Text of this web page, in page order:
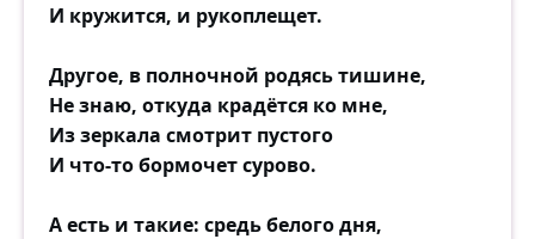
И кружится, и рукоплещет.
Другое, в полночной родясь тишине,
Не знаю, откуда крадётся ко мне,
Из зеркала смотрит пустого
И что-то бормочет сурово.
А есть и такие: средь белого дня,